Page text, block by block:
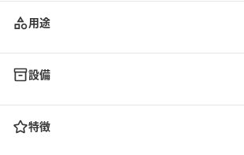
用途
設備
特徴